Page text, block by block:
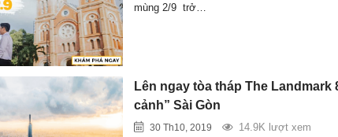
mùng 2/9 trở…
Lên ngay tòa tháp The Landmark
cảnh” Sài Gòn
30 Th10, 2019
14.9K lượt xem